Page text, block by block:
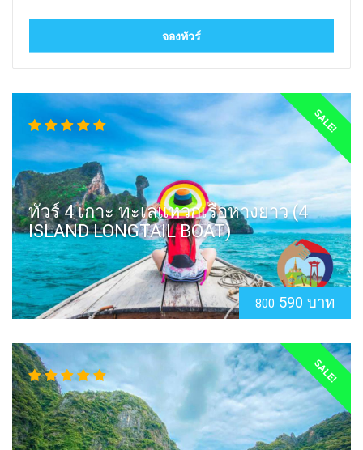
SALE!
ทัวร์ 4 เกาะ ทะเลแหวกเรือหางยาว (4
ISLAND LONGTAIL BOAT)
800 590 บาท
SALE!